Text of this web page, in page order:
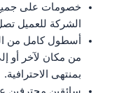
خصومات على جميع
الشركة للعميل تصل
أسطول كامل من
من مكان لآخر أو
بمنتهى الاحترافية.
سائقين محترفين